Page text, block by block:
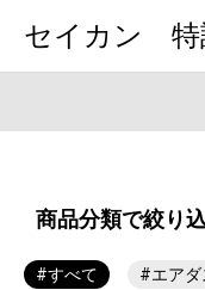
セイカン 特
商品分類で絞り
#すべて #エアダ